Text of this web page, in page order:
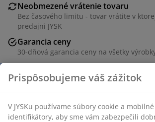
Neobmezené vrátenie tovaru
Bez časového limitu - tovar vrátite v
predajni JYSK
Garancia ceny
30-dňová garancia ceny na všetky
Rýchle a jednoduché doručenie podľa
SKU: 7384870